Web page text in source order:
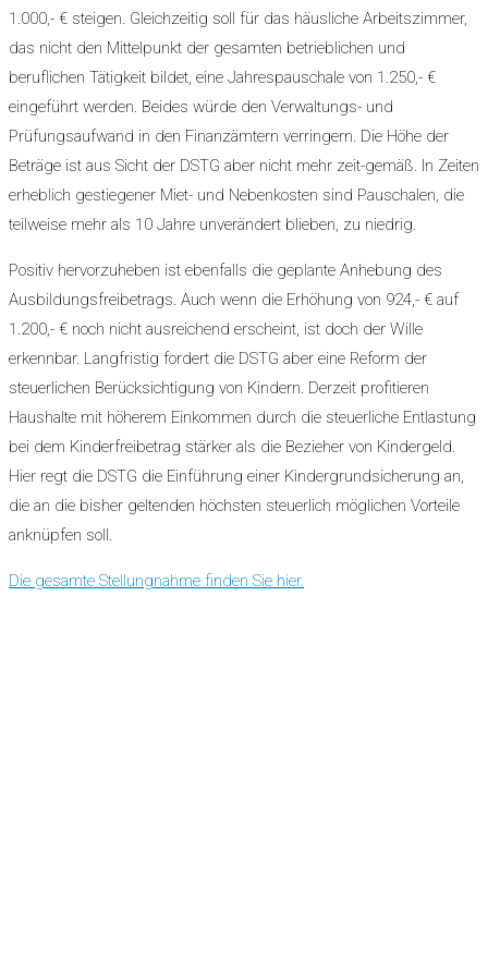
1.000,- € steigen. Gleichzeitig soll für das häusliche Arbeitszimmer,
das nicht den Mittelpunkt der gesamten betrieblichen und
beruflichen Tätigkeit bildet, eine Jahrespauschale von 1.250,- €
eingeführt werden. Beides würde den Verwaltungs- und
Prüfungsaufwand in den Finanzämtern verringern. Die Höhe der
Beträge ist aus Sicht der DSTG aber nicht mehr zeit-gemäß. In Zeiten
erheblich gestiegener Miet- und Nebenkosten sind Pauschalen, die
teilweise mehr als 10 Jahre unverändert blieben, zu niedrig.
Positiv hervorzuheben ist ebenfalls die geplante Anhebung des
Ausbildungsfreibetrags. Auch wenn die Erhöhung von 924,- € auf
1.200,- € noch nicht ausreichend erscheint, ist doch der Wille
erkennbar. Langfristig fordert die DSTG aber eine Reform der
steuerlichen Berücksichtigung von Kindern. Derzeit profitieren
Haushalte mit höherem Einkommen durch die steuerliche Entlastung
bei dem Kinderfreibetrag stärker als die Bezieher von Kindergeld.
Hier regt die DSTG die Einführung einer Kindergrundsicherung an,
die an die bisher geltenden höchsten steuerlich möglichen Vorteile
anknüpfen soll.
Die gesamte Stellungnahme finden Sie hier.